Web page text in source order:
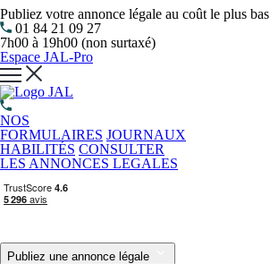
Publiez votre annonce légale au coût le plus bas
01 84 21 09 27
7h00 à 19h00 (non surtaxé)
Espace JAL-Pro
NOS
FORMULAIRES JOURNAUX
HABILITÉS CONSULTER
LES ANNONCES LEGALES
Publiez une annonce légale